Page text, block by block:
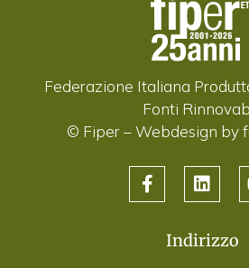
Federazione Italiana
Fonti
© Fiper –Webdesign by
Indirizzo